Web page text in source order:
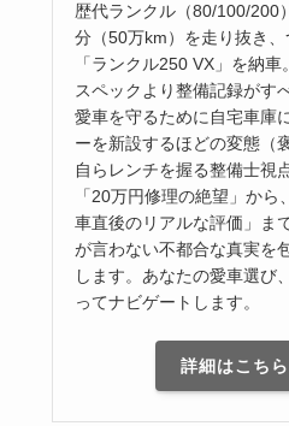
歴代ランクル（80/100/200
分（50万km）を走り抜き
「ランクル250 VX」を納
スペックより整備記録がす
愛車を守るために自宅車庫
ーを新設するほどの変態（
自らレンチを握る整備士視
「20万円修理の絶望」から
車直後のリアルな評価」ま
が言わない不都合な真実を
します。あなたの愛車選び
ってナビゲートします。
詳細はこちら